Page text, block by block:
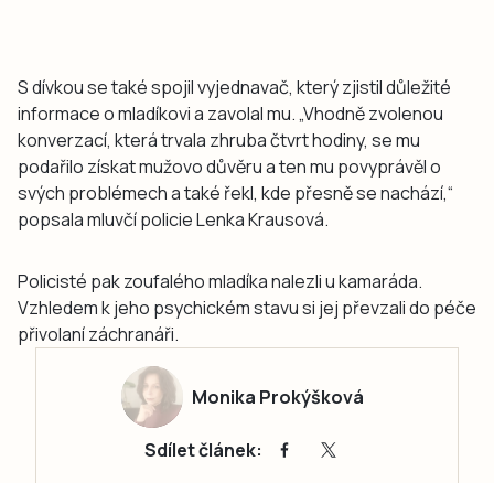
S dívkou se také spojil vyjednavač, který zjistil důležité
informace o mladíkovi a zavolal mu. „Vhodně zvolenou
konverzací, která trvala zhruba čtvrt hodiny, se mu
podařilo získat mužovo důvěru a ten mu povyprávěl o
svých problémech a také řekl, kde přesně se nachází,“
popsala mluvčí policie Lenka Krausová.
Policisté pak zoufalého mladíka nalezli u kamaráda.
Vzhledem k jeho psychickém stavu si jej převzali do péče
přivolaní záchranáři.
Monika Prokýšková
Sdílet článek: